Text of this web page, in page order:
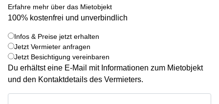
Neuss
Büro
Hamburg
Büro
mieten
Berlin
Mitte
Mainzer
Landstraße
69
Europaplatz
2 Berlin
Regus
Frankfurter
Erfahre mehr über das Mietobjekt
100% kostenfrei und unverbindlich
Infos & Preise jetzt erhalten
Jetzt Vermieter anfragen
Jetzt Besichtigung vereinbaren
Du erhältst eine E-Mail mit Informationen zum Mietobjekt
und den Kontaktdetails des Vermieters.